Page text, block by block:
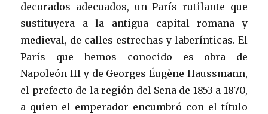
decorados adecuados, un París rutilante que
sustituyera a la antigua capital romana y
medieval, de calles estrechas y laberínticas. El
París que hemos conocido es obra de
Napoleón III y de Georges Éugène Haussmann,
el prefecto de la región del Sena de 1853 a 1870,
a quien el emperador encumbró con el título